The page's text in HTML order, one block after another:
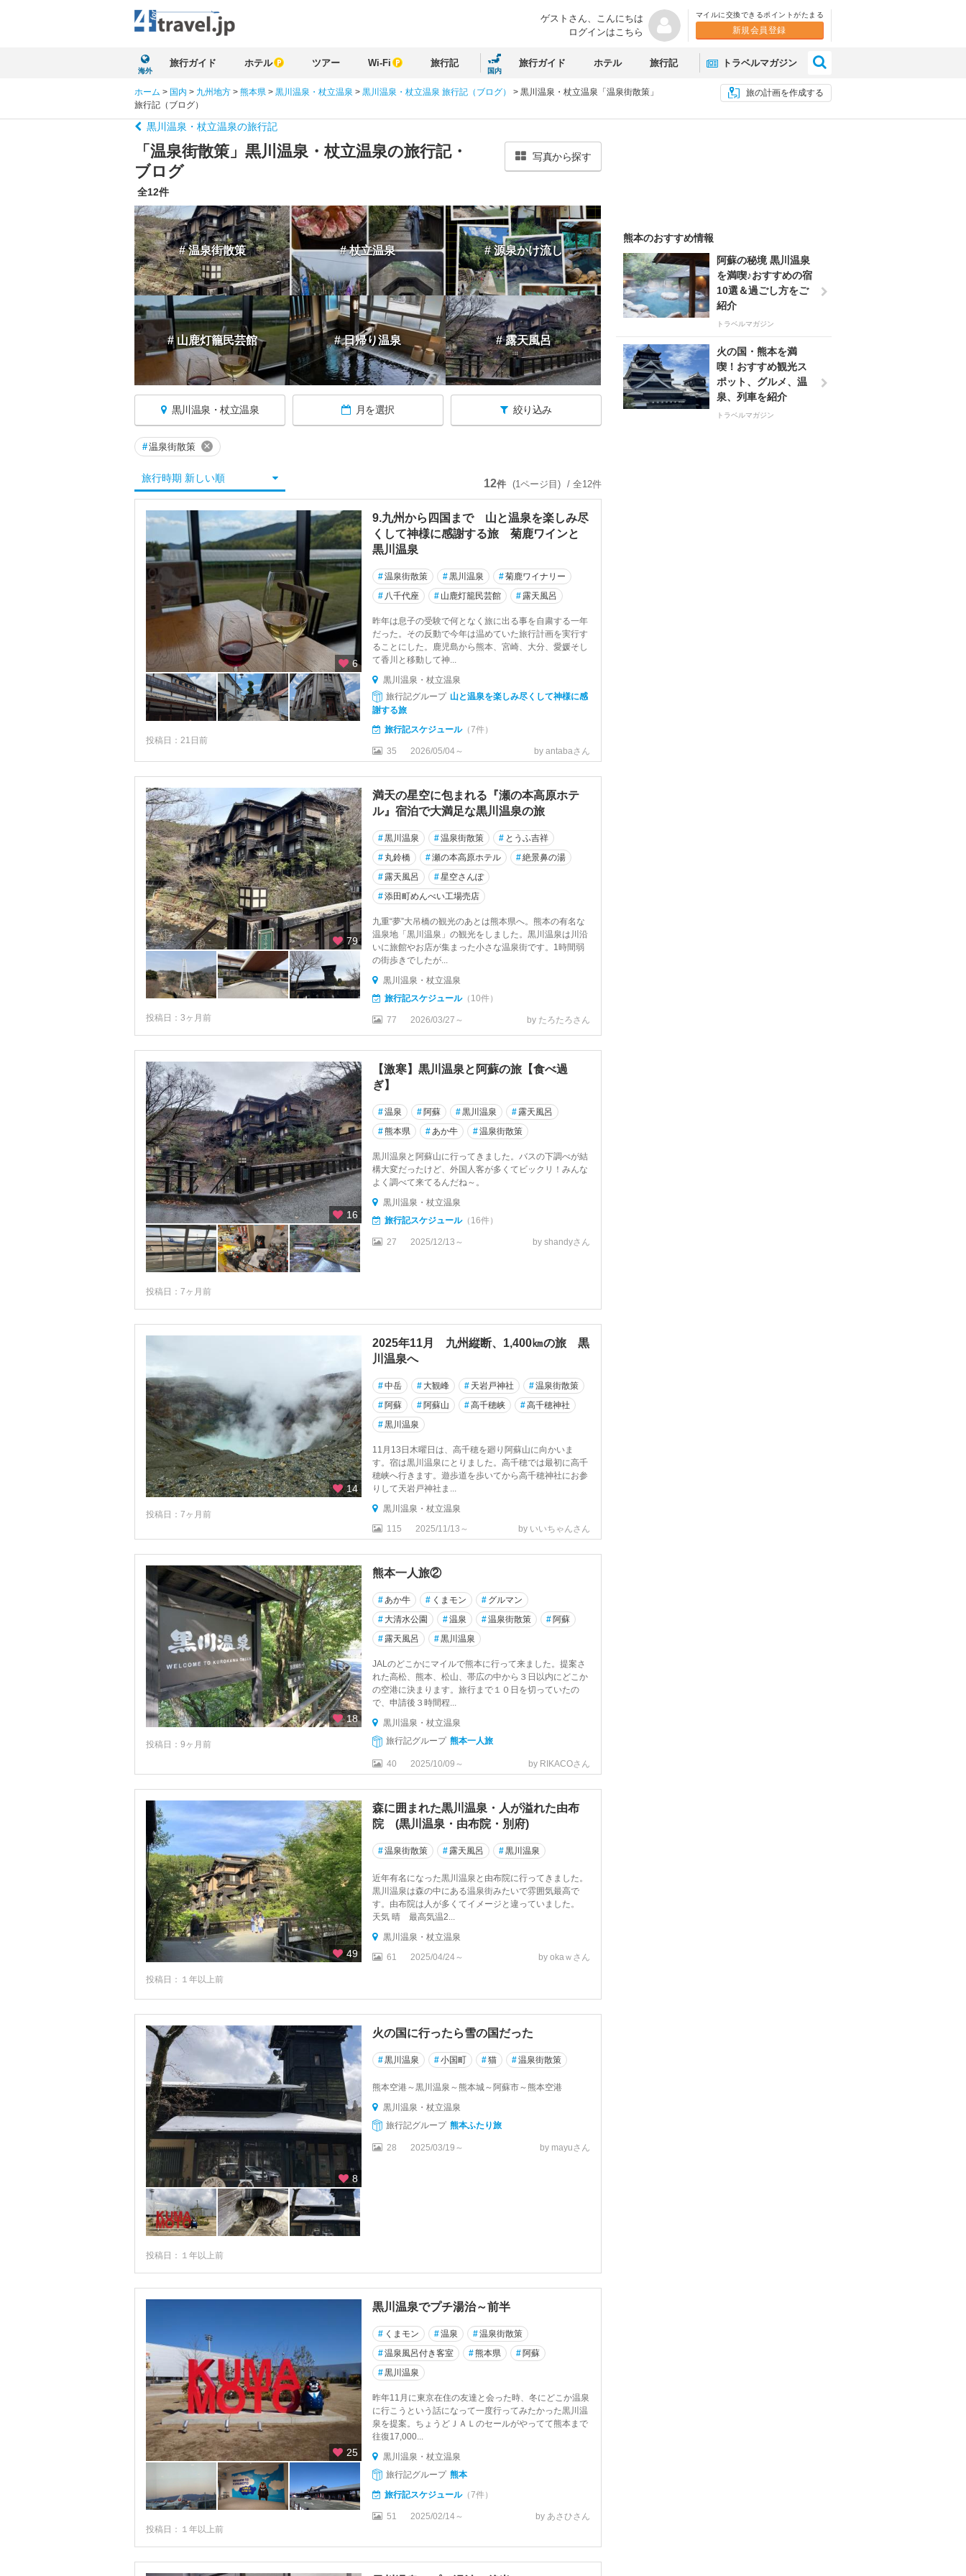
ゲストさん、 こんにちは
ログインはこちら
マイルに交換できるポイントがたまる
新規会員登録
海外
旅行ガイド ホテル ツアー Wi-Fi 旅行記
国内
旅行ガイド ホテル 旅行記 トラベルマガジン
旅の計画を作成する
ホーム > 国内 > 九州地方 > 熊本県 > 黒川温泉・杖立温泉 > 黒川温泉・杖立温泉 旅行記（ブログ） > 黒川温泉・杖立温泉「温泉街散策」
旅行記（ブログ）
黒川温泉・杖立温泉の旅行記
「温泉街散策」黒川温泉・杖立温泉の旅行記・
ブログ
全12件
写真から探す
# 温泉街散策 # 杖立温泉 # 源泉かけ流し
# 山鹿灯籠民芸館 # 日帰り温泉 # 露天風呂
黒川温泉・杖立温泉 月を選択 絞り込み
熊本へ戻る
熊本すべて
熊本市
阿蘇・小国郷（杖立・黒川）
阿蘇
黒川温泉・杖立温泉
山都・熊本空港
玉名・山鹿・菊池
八代・人吉・水俣
天草諸島
#温泉街散策 ×
旅行時期 新しい順 12件 (1ページ目) / 全12件
6
投稿日：21日前
9.九州から四国まで 山と温泉を楽しみ尽
くして神様に感謝する旅 菊鹿ワインと
黒川温泉
#温泉街散策 #黒川温泉 #菊鹿ワイナリー
# 八千代座 # 山鹿灯籠民芸館 # 露天風呂
昨年は息子の受験で何となく旅に出る事を自粛する一年
だった。その反動で今年は温めていた旅行計画を実行す
ることにした。鹿児島から熊本、宮崎、大分、愛媛そし
て香川と移動して神...
黒川温泉・杖立温泉
旅行記グループ 山と温泉を楽しみ尽くして神様に感
謝する旅
旅行記スケジュール（7件）
35 2026/05/04～ by antabaさん
79
投稿日：3ヶ月前
満天の星空に包まれる『瀬の本高原ホテ
ル』宿泊で大満足な黒川温泉の旅
#黒川温泉 #温泉街散策 # とうふ吉祥
# 丸鈴橋 #瀬の本高原ホテル #絶景鼻の湯
# 露天風呂 #星空さんぽ
#添田町めんべい工場売店
九重“夢”大吊橋の観光のあとは熊本県へ。熊本の有名な
温泉地「黒川温泉」の観光をしました。黒川温泉は川沿
いに旅館やお店が集まった小さな温泉街です。1時間弱
の街歩きでしたが...
黒川温泉・杖立温泉
旅行記スケジュール（10件）
77 2026/03/27～ by たろたろさん
16
投稿日：7ヶ月前
【激寒】黒川温泉と阿蘇の旅【食べ過
ぎ】
#温泉 # 阿蘇 #黒川温泉 # 露天風呂
#熊本県 #あか牛 #温泉街散策
黒川温泉と阿蘇山に行ってきました。バスの下調べが結
構大変だったけど、外国人客が多くてビックリ！みんな
よく調べて来てるんだね～。
黒川温泉・杖立温泉
旅行記スケジュール（16件）
27 2025/12/13～ by shandyさん
14
投稿日：7ヶ月前
2025年11月 九州縦断、1,400㎞の旅 黒
川温泉へ
#中岳 # 大観峰 # 天岩戸神社 #温泉街散策
# 阿蘇 # 阿蘇山 #高千穂峡 #高千穂神社
#黒川温泉
11月13日木曜日は、高千穂を廻り阿蘇山に向かいま
す。宿は黒川温泉にとりました。高千穂では最初に高千
穂峡へ行きます。遊歩道を歩いてから高千穂神社にお参
りして天岩戸神社ま...
黒川温泉・杖立温泉
115
2025/11/13～ by いいちゃんさん
18
投稿日：9ヶ月前
熊本一人旅②
#あか牛 # くまモン # グルマン
# 大清水公園 #温泉 #温泉街散策 # 阿蘇
# 露天風呂 #黒川温泉
JALのどこかにマイルで熊本に行って来ました。提案さ
れた高松、熊本、松山、帯広の中から３日以内にどこか
の空港に決まります。旅行まで１０日を切っていたの
で、申請後３時間程...
黒川温泉・杖立温泉
旅行記グループ 熊本一人旅
40 2025/10/09～ by RIKACOさん
49
投稿日：１年以上前
森に囲まれた黒川温泉・人が溢れた由布
院 (黒川温泉・由布院・別府)
#温泉街散策 # 露天風呂 #黒川温泉
近年有名になった黒川温泉と由布院に行ってきました。
黒川温泉は森の中にある温泉街みたいで雰囲気最高で
す。由布院は人が多くてイメージと違っていました。
天気 晴 最高気温2...
黒川温泉・杖立温泉
61
2025/04/24～ by okaｗさん
8
投稿日：１年以上前
火の国に行ったら雪の国だった
#黒川温泉 #小国町 #猫 #温泉街散策
熊本空港～黒川温泉～熊本城～阿蘇市～熊本空港
黒川温泉・杖立温泉
旅行記グループ 熊本ふたり旅
28 2025/03/19～ by mayuさん
25
投稿日：１年以上前
黒川温泉でプチ湯治～前半
# くまモン #温泉 #温泉街散策
#温泉風呂付き客室 #熊本県 #阿蘇
#黒川温泉
昨年11月に東京在住の友達と会った時、冬にどこか温泉
に行こうという話になって一度行ってみたかった黒川温
泉を提案。ちょうどＪＡＬのセールがやってて熊本まで
往復17,000...
黒川温泉・杖立温泉
旅行記グループ 熊本
旅行記スケジュール（7件）
51 2025/02/14～ by あさひさん
熊本のおすすめ情報
阿蘇の秘境 黒川温泉
を満喫♪おすすめの宿
10選＆過ごし方をご
紹介
トラベルマガジン
火の国・熊本を満
喫！おすすめ観光ス
ポット、グルメ、温
泉、列車を紹介
トラベルマガジン